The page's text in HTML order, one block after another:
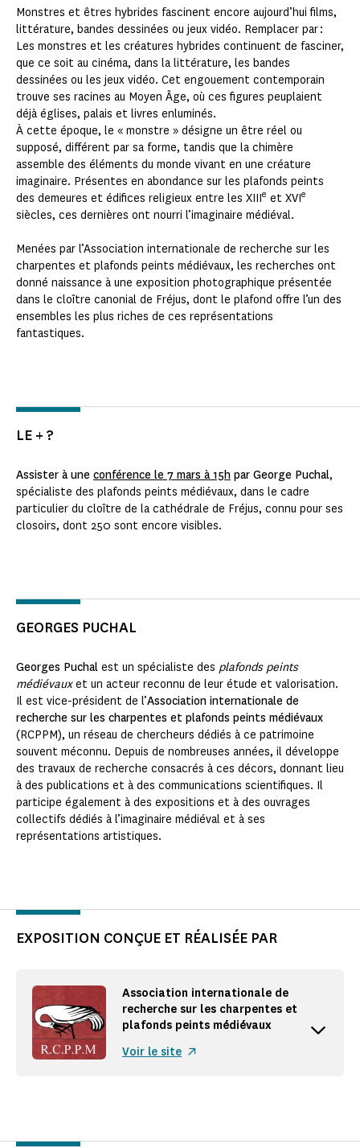
Monstres et êtres hybrides fascinent encore aujourd’hui films,
littérature, bandes dessinées ou jeux vidéo. Remplacer par :
Les monstres et les créatures hybrides continuent de fasciner,
que ce soit au cinéma, dans la littérature, les bandes
dessinées ou les jeux vidéo. Cet engouement contemporain
trouve ses racines au Moyen Âge, où ces figures peuplaient
déjà églises, palais et livres enluminés.
À cette époque, le « monstre » désigne un être réel ou
supposé, différent par sa forme, tandis que la chimère
assemble des éléments du monde vivant en une créature
imaginaire. Présentes en abondance sur les plafonds peints
des demeures et édifices religieux entre les XIIIe et XVIe
siècles, ces dernières ont nourri l’imaginaire médiéval.
Menées par l’Association internationale de recherche sur les
charpentes et plafonds peints médiévaux, les recherches ont
donné naissance à une exposition photographique présentée
dans le cloître canonial de Fréjus, dont le plafond offre l’un des
ensembles les plus riches de ces représentations
fantastiques.
LE + ?
Assister à une conférence le 7 mars à 15h par George Puchal,
spécialiste des plafonds peints médiévaux, dans le cadre
particulier du cloître de la cathédrale de Fréjus, connu pour ses
closoirs, dont 250 sont encore visibles.
GEORGES PUCHAL
Georges Puchal est un spécialiste des plafonds peints
médiévauxet un acteur reconnu de leur étude et valorisation.
Il est vice-président de l’Association internationale de
recherche sur les charpentes et plafonds peints médiévaux
(RCPPM), un réseau de chercheurs dédiés à ce patrimoine
souvent méconnu. Depuis de nombreuses années, il développe
des travaux de recherche consacrés à ces décors, donnant lieu
à des publications et à des communications scientifiques. Il
participe également à des expositions et à des ouvrages
collectifs dédiés à l’imaginaire médiéval et à ses
représentations artistiques.
EXPOSITION CONÇUE ET RÉALISÉE PAR
Association internationale de
recherche sur les charpentes et
plafonds peints médiévaux
Voir le site
Accordion button